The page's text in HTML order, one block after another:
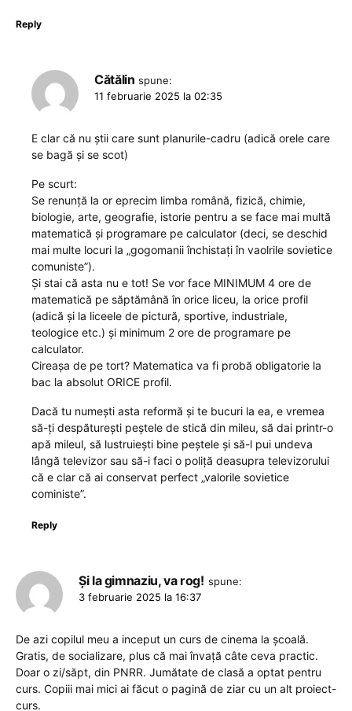
Reply
Cătălin spune:
11 februarie 2025 la 02:35
E clar că nu știi care sunt planurile-cadru (adică orele care
se bagă și se scot)
Pe scurt:
Se renunță la or eprecim limba română, fizică, chimie,
biologie, arte, geografie, istorie pentru a se face mai multă
matematică și programare pe calculator (deci, se deschid
mai multe locuri la „gogomanii închistați în vaolrile sovietice
comuniste”).
Și stai că asta nu e tot! Se vor face MINIMUM 4 ore de
matematică pe săptămână în orice liceu, la orice profil
(adică și la liceele de pictură, sportive, industriale,
teologice etc.) și minimum 2 ore de programare pe
calculator.
Cireașa de pe tort? Matematica va fi probă obligatorie la
bac la absolut ORICE profil.
Dacă tu numești asta reformă și te bucuri la ea, e vremea
să-ți despăturești peștele de stică din mileu, să dai printr-o
apă mileul, să lustruiești bine peștele și să-l pui undeva
lângă televizor sau să-i faci o poliță deasupra televizorului
că e clar că ai conservat perfect „valorile sovietice
coministe”.
Reply
Și la gimnaziu, va rog! spune:
3 februarie 2025 la 16:37
De azi copilul meu a inceput un curs de cinema la școală.
Gratis, de socializare, plus că mai învață câte ceva practic.
Doar o zi/săpt, din PNRR. Jumătate de clasă a optat pentru
curs. Copiii mai mici ai făcut o pagină de ziar cu un alt proiect-
curs.